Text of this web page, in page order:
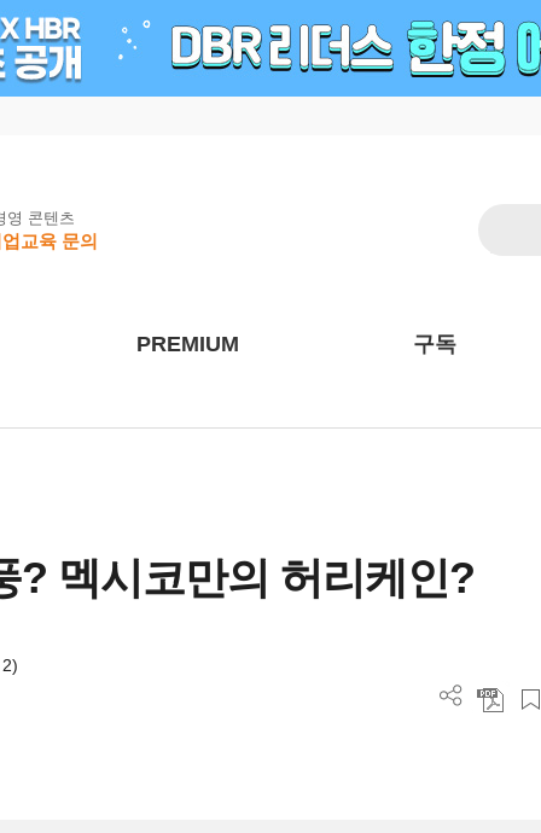
영 콘텐츠
교육 문의
PREMIUM 구독
? 멕시코만의 허리케인?